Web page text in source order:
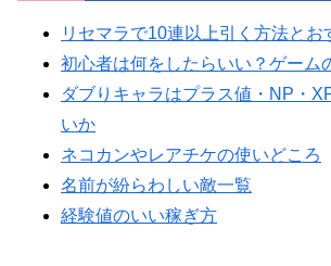
リセマラで10連以上引く方法とお
初心者は何をしたらいい？ゲーム
ダブりキャラはプラス値・NP・
いか
ネコカンやレアチケの使いどころ
名前が紛らわしい敵一覧
経験値のいい稼ぎ方